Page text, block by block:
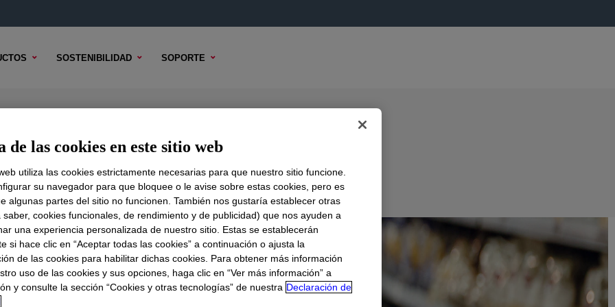
SOSTENIBILIDAD SOPORTE
TÉCNICO OPCIONES DE MUESTRA OPCIONES DE COMPRA
de las cookies en este sitio web
utiliza las cookies estrictamente necesarias para que nuestro sitio funcione.
su navegador para que bloquee o le avise sobre estas cookies, pero es
algunas partes del sitio no funcionen. También nos gustaría establecer otras
saber, cookies funcionales, de rendimiento y de publicidad) que nos ayuden a
una experiencia personalizada de nuestro sitio. Estas se establecerán
si hace clic en “Aceptar todas las cookies” a continuación o ajusta la
de las cookies para habilitar dichas cookies. Para obtener más información
uso de las cookies y sus opciones, haga clic en “Ver más información” a
y consulte la sección “Cookies y otras tecnologías” de nuestra Declaración de